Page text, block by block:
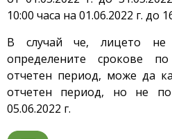
10:00 часа на 01.06.2022 г. до
В случай че, лицето не
определените срокове
отчетен период, може да
отчетен период, но не
05.06.2022 г.